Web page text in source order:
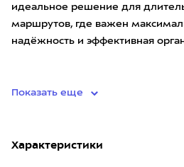
идеальное решение для
маршрутов, где важен
надёжность и эффективная
Показать еще
Характеристики